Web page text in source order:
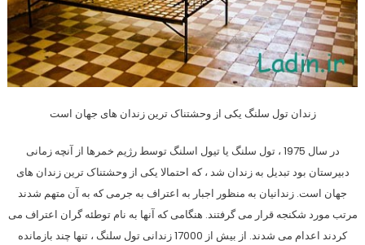
زندان تول سلنگ یکی از وحشتناک ترین زندان های جهان است
در سال 1975 ، تول سلنگ یا تیول اسلنگ توسط رژیم خمرها از آنچه زمانی
دبیرستان بود تبدیل به زندان شد ، که احتمالا یکی از وحشتناک ترین زندان های
جهان است. زندانیان به منظور اجبار به اعتراف به جرمی که به آن متهم شدند
مرتب مورد شکنجه قرار می گرفتند. هنگامی که آنها به نام توطئه گران اعتراف می
کردند اعدام می شدند. از بیش از 17000 زندانی تول سلنگ ، تنها چند بازمانده